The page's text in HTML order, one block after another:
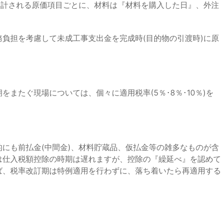
される原価項目ごとに、材料は『材料を購入した日』、外注
担を考慮して未成工事支出金を完成時(目的物の引渡時)に原
またぐ現場については、個々に適用税率(5％･8％･10％)を
も前払金(中間金)、材料貯蔵品、仮払金等の雑多なものが含
入税額控除の時期は遅れますが、控除の『繰延べ』を認めて
税率改訂期は特例適用を行わずに、落ち着いたら再適用する